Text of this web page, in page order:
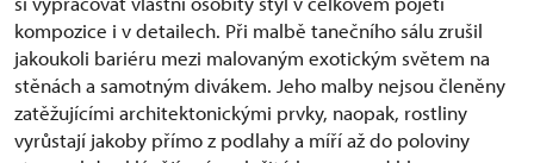
kompozice i v detailech. Při malbě tanečního sálu zrušil
jakoukoli bariéru mezi malovaným exotickým světem na
stěnách a samotným divákem. Jeho malby nejsou členěny
zatěžujícími architektonickými prvky, naopak, rostliny
vyrůstají jakoby přímo z podlahy a míří až do poloviny